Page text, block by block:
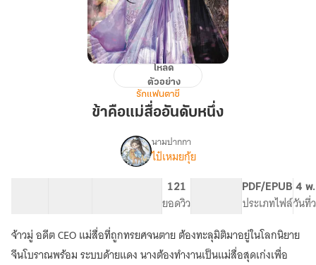
แม่
โหลด
ตัวอย่าง
รักแฟนตาซี
ข้าคือแม่สื่ออันดับหนึ่ง
เรื่อง
คือ
แม่
สื่อ
อันดับ
หนึ่ง
นามปากกา
ไป๋เหมยกุ้ย
121
ยอดวิว
PDF/EPUB
ประเภทไฟล์
4 พ
วันที่
จ้าวมู่ อดีต CEO แม่สื่อที่ถูกทรยศจนตาย ต้องทะลุมิติมาอยู่ในโลกนิยาย
จีนโบราณพร้อม ระบบด้ายแดง นางต้องทำงานเป็นแม่สื่อสุดเก่งเพื่อ